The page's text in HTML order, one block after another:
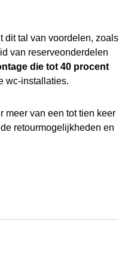
dit tal van voordelen, zoals
van reserveonderdelen
die tot 40 procent
wc-installaties.
meer van een tot tien keer
retourmogelijkheden en